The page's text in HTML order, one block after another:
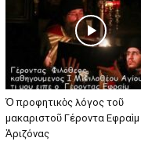
Ὁ προφητικὸς λόγος τοῦ
μακαριστοῦ Γέροντα Εφραὶμ
Ἀριζόνας